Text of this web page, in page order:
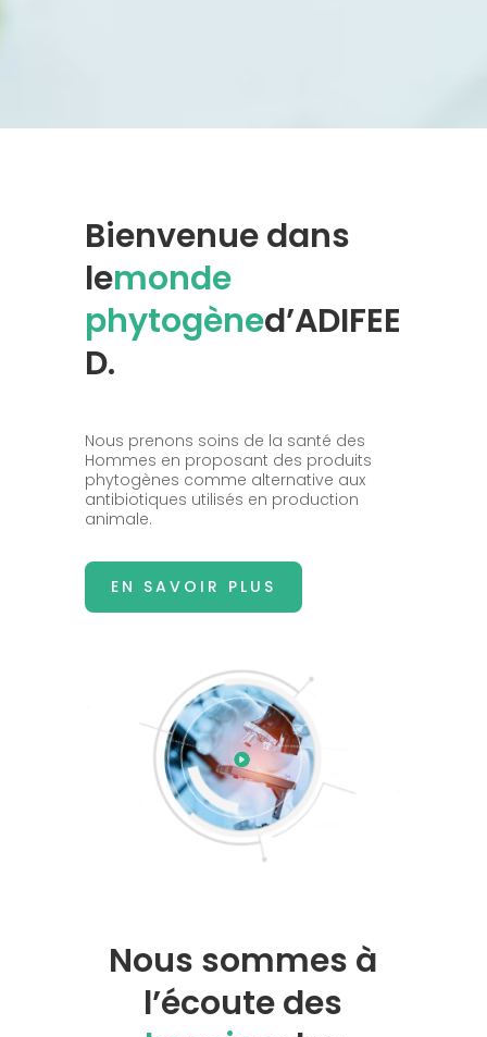
Bienvenue dans
lemonde
phytogèned’ADIFEE
D.
Nous prenons soins de la santé des
Hommes en proposant des produits
phytogènes comme alternative aux
antibiotiques utilisés en production
animale.
EN SAVOIR PLUS
Nous sommes à
l’écoute des